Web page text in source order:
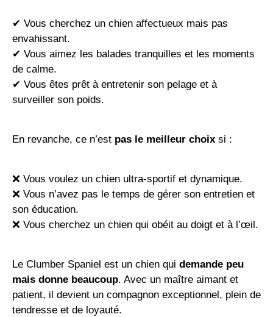
✔ Vous cherchez un chien affectueux mais pas
envahissant.
✔ Vous aimez les balades tranquilles et les moments
de calme.
✔ Vous êtes prêt à entretenir son pelage et à
surveiller son poids.
En revanche, ce n’est pas le meilleur choix si :
❌ Vous voulez un chien ultra-sportif et dynamique.
❌ Vous n’avez pas le temps de gérer son entretien et
son éducation.
❌ Vous cherchez un chien qui obéit au doigt et à l’œil.
Le Clumber Spaniel est un chien qui demande peu
mais donne beaucoup. Avec un maître aimant et
patient, il devient un compagnon exceptionnel, plein de
tendresse et de loyauté.